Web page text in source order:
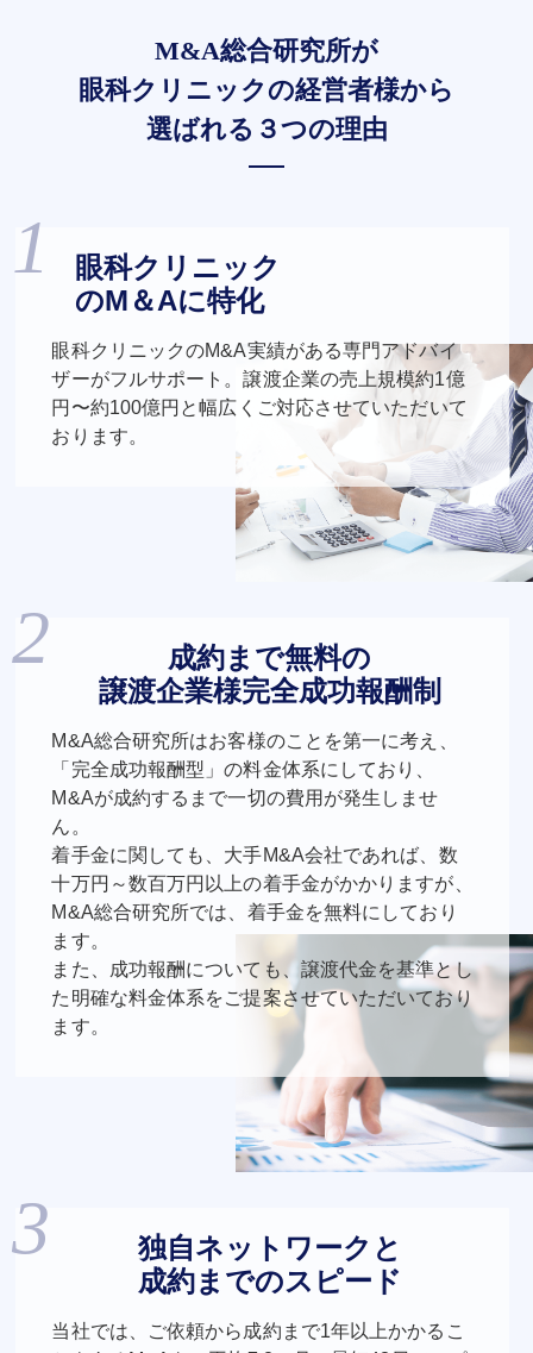
M&A総合研究所が
眼科クリニックの経営者様から
選ばれる３つの理由
眼科クリニック
のM＆Aに特化
眼科クリニックのM&A実績がある専門アドバイ
ザーがフルサポート。譲渡企業の売上規模約1億
円〜約100億円と幅広くご対応させていただいて
おります。
成約まで無料の
譲渡企業様完全成功報酬制
M&A総合研究所はお客様のことを第一に考え、
「完全成功報酬型」の料金体系にしており、
M&Aが成約するまで一切の費用が発生しませ
ん。
着手金に関しても、大手M&A会社であれば、数
十万円～数百万円以上の着手金がかかりますが、
M&A総合研究所では、着手金を無料にしており
ます。
また、成功報酬についても、譲渡代金を基準とし
た明確な料金体系をご提案させていただいており
ます。
独自ネットワークと
成約までのスピード
当社では、ご依頼から成約まで1年以上かかるこ